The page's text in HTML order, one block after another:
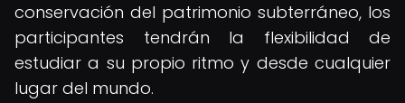
conservación del patrimonio subterráneo, los
participantes tendrán la flexibilidad de
estudiar a su propio ritmo y desde cualquier
lugar del mundo.